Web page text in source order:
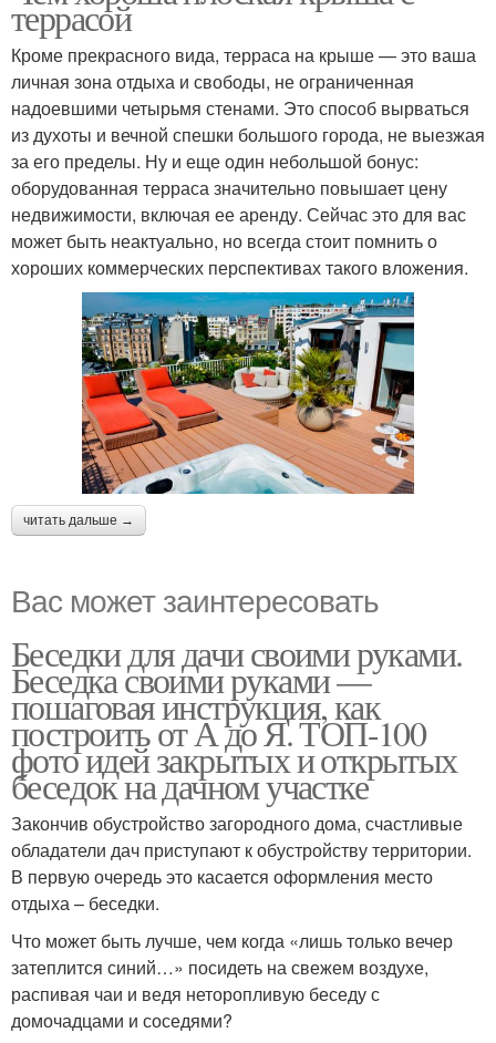
террасой
Кроме прекрасного вида, терраса на крыше — это ваша
личная зона отдыха и свободы, не ограниченная
надоевшими четырьмя стенами. Это способ вырваться
из духоты и вечной спешки большого города, не выезжая
за его пределы. Ну и еще один небольшой бонус:
оборудованная терраса значительно повышает цену
недвижимости, включая ее аренду. Сейчас это для вас
может быть неактуально, но всегда стоит помнить о
хороших коммерческих перспективах такого вложения.
читать дальше →
Вас может заинтересовать
Беседки для дачи своими руками.
Беседка своими руками —
пошаговая инструкция, как
построить от А до Я. ТОП-100
фото идей закрытых и открытых
беседок на дачном участке
Закончив обустройство загородного дома, счастливые
обладатели дач приступают к обустройству территории.
В первую очередь это касается оформления место
отдыха – беседки.
Что может быть лучше, чем когда «лишь только вечер
затеплится синий…» посидеть на свежем воздухе,
распивая чаи и ведя неторопливую беседу с
домочадцами и соседями?